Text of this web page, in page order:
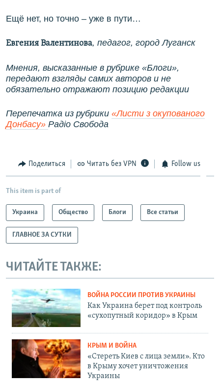
Ещё нет, но точно – уже в пути…
Евгения Валентинова, педагог, город Луганск
Мнения, высказанные в рубрике «Блоги»,
передают взгляды самих авторов и не
обязательно отражают позицию редакции
Перепечатка из рубрики «Листи з окупованого
Донбасу» Радіо Свобода
Поделиться Читать без VPN Follow us
This item is part of
Украина Общество Блоги Все статьи
ГЛАВНОЕ ЗА СУТКИ
ЧИТАЙТЕ ТАКЖЕ:
ВОЙНА РОССИИ ПРОТИВ УКРАИНЫ
Как Украина берет под контроль
«сухопутный коридор» в Крым
КРЫМ И ВОЙНА
«Стереть Киев с лица земли». Кто
в Крыму хочет уничтожения
Украины